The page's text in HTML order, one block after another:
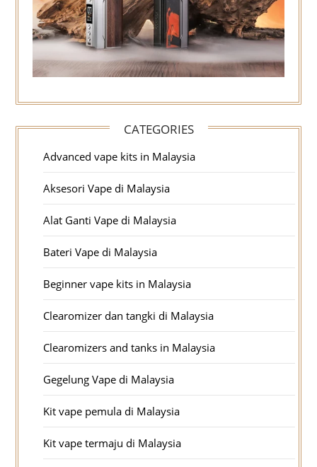
CATEGORIES
Advanced vape kits in Malaysia
Aksesori Vape di Malaysia
Alat Ganti Vape di Malaysia
Bateri Vape di Malaysia
Beginner vape kits in Malaysia
Clearomizer dan tangki di Malaysia
Clearomizers and tanks in Malaysia
Gegelung Vape di Malaysia
Kit vape pemula di Malaysia
Kit vape termaju di Malaysia